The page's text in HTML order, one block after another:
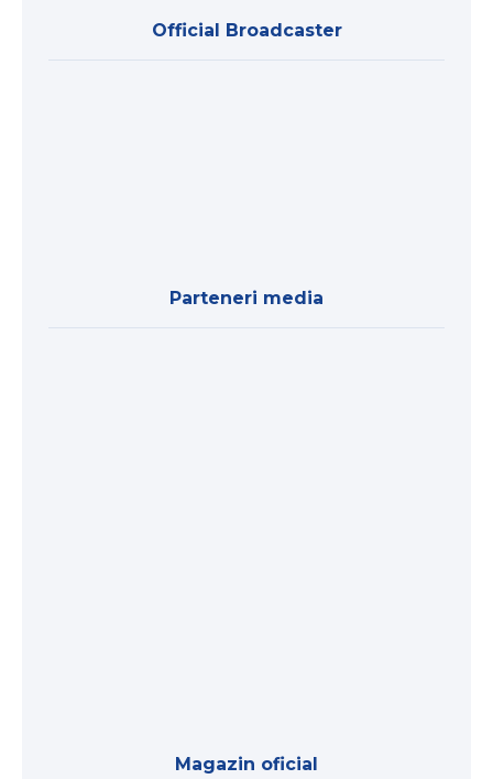
Official Broadcaster
Parteneri media
Magazin oficial